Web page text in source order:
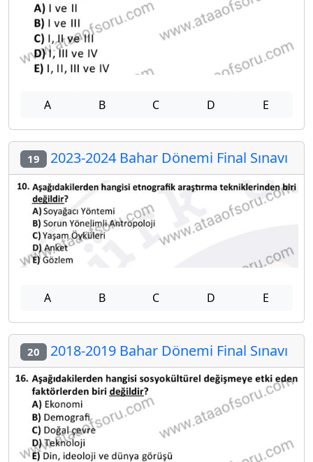
A B C D E
19 2023-2024 Bahar Dönemi Final Sınavı
A B C D E
20 2018-2019 Bahar Dönemi Final Sınavı